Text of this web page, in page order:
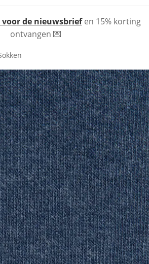
de nieuwsbriefen 15% korting
ontvangen 💌